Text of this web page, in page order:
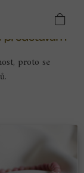
představám
proto se